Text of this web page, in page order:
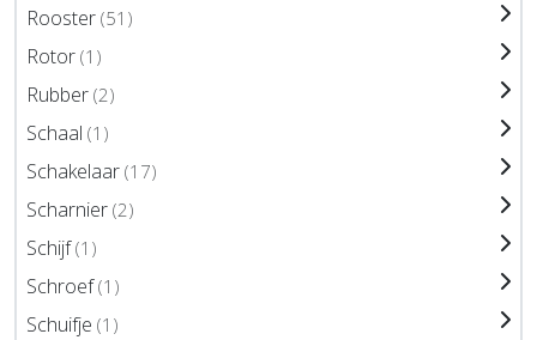
Rooster (51)
Rotor (1)
Rubber (2)
Schaal (1)
Schakelaar (17)
Scharnier (2)
Schijf(1)
Schroef(1)
Schuifje (1)